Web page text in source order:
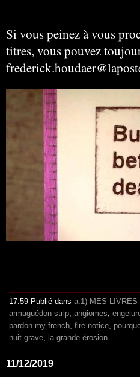
Si vous peinez à vous
titres, vous pouvez
17:59 Publié dans a.1) MES LIVRES
armaguédon strip angiomes
pardon my french fire notice
nuit grave la grande érosion
11/12/2019